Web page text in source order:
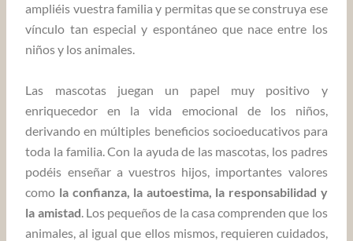
ampliéis vuestra familia y permitas que se construya ese
vínculo tan especial y espontáneo que nace entre los
niños y los animales.
Las mascotas juegan un papel muy positivo y
enriquecedor en la vida emocional de los niños,
derivando en múltiples beneficios socioeducativos para
toda la familia. Con la ayuda de las mascotas, los padres
podéis enseñar a vuestros hijos, importantes valores
como la confianza, la autoestima, la responsabilidad y
la amistad . Los pequeños de la casa comprenden que los
animales, al igual que ellos mismos, requieren cuidados,